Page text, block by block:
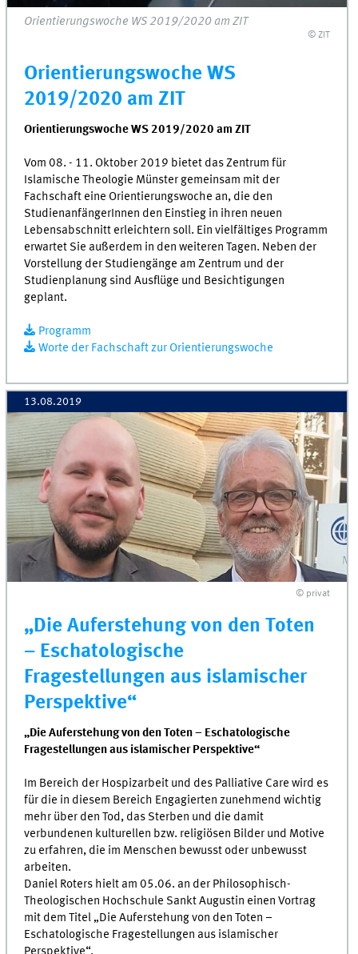
Orientierungswoche WS 2019/2020 am ZIT
© ZIT
Orientierungswoche WS
2019/2020 am ZIT
Orientierungswoche WS 2019/2020 am ZIT
Vom 08. - 11. Oktober 2019 bietet das Zentrum für
Islamische Theologie Münster gemeinsam mit der
Fachschaft eine Orientierungswoche an, die den
StudienanfängerInnen den Einstieg in ihren neuen
Lebensabschnitt erleichtern soll. Ein vielfältiges Programm
erwartet Sie außerdem in den weiteren Tagen. Neben der
Vorstellung der Studiengänge am Zentrum und der
Studienplanung sind Ausflüge und Besichtigungen
geplant.
Programm
Worte der Fachschaft zur Orientierungswoche
13.08.2019
© privat
„Die Auferstehung von den Toten
– Eschatologische
Fragestellungen aus islamischer
Perspektive“
„Die Auferstehung von den Toten – Eschatologische
Fragestellungen aus islamischer Perspektive“
Im Bereich der Hospizarbeit und des Palliative Care wird es
für die in diesem Bereich Engagierten zunehmend wichtig
mehr über den Tod, das Sterben und die damit
verbundenen kulturellen bzw. religiösen Bilder und Motive
zu erfahren, die im Menschen bewusst oder unbewusst
arbeiten.
Daniel Roters hielt am 05.06. an der Philosophisch-
Theologischen Hochschule Sankt Augustin einen Vortrag
mit dem Titel „Die Auferstehung von den Toten –
Eschatologische Fragestellungen aus islamischer